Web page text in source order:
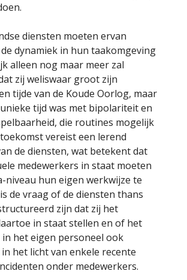
diensten moeten ervan
dynamiek in hun taakomgeving
alleen nog maar meer zal
zij weliswaar groot zijn
tijde van de Koude Oorlog, maar
tijd was met bipolariteit en
die routines mogelijk
vereist een lerend
de diensten, wat betekent dat
medewerkers in staat moeten
niveau hun eigen werkwijze te
de vraag of de diensten thans
zijn dat zij het
in staat stellen en of het
het eigen personeel ook
het licht van enkele recente
onder medewerkers.